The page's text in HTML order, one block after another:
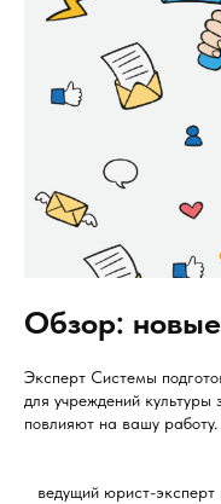
Обзор:
Эксперт Системы
для учреждений культуры
повлияют на вашу работу.
ведущий юрист-